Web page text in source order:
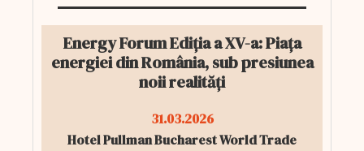
Energy Forum Ediția a XV-a: Piața
energiei din România, sub presiunea
noii realități
31.03.2026
Hotel Pullman Bucharest World Trade